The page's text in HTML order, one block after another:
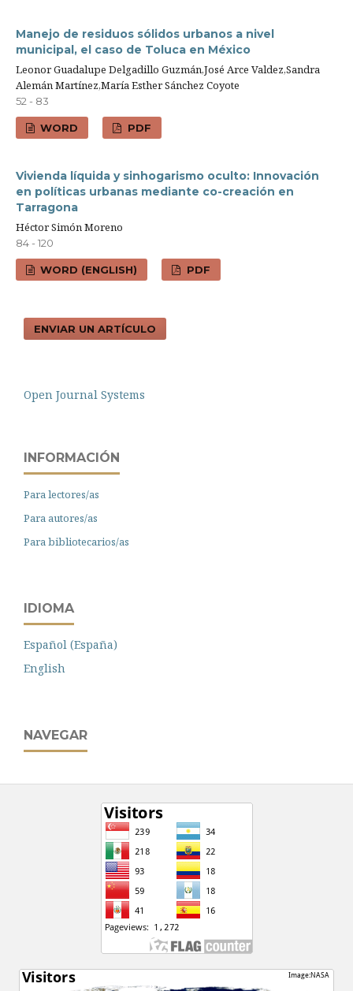
Manejo de residuos sólidos urbanos a nivel
municipal, el caso de Toluca en México
Leonor Guadalupe Delgadillo Guzmán,José Arce Valdez,Sandra
Alemán Martínez,María Esther Sánchez Coyote
52 - 83
WORD PDF
Vivienda líquida y sinhogarismo oculto: Innovación
en políticas urbanas mediante co-creación en
Tarragona
Héctor Simón Moreno
84 - 120
WORD (ENGLISH) PDF
ENVIAR UN ARTÍCULO
Open Journal Systems
INFORMACIÓN
Para lectores/as
Para autores/as
Para bibliotecarios/as
IDIOMA
Español (España)
English
NAVEGAR